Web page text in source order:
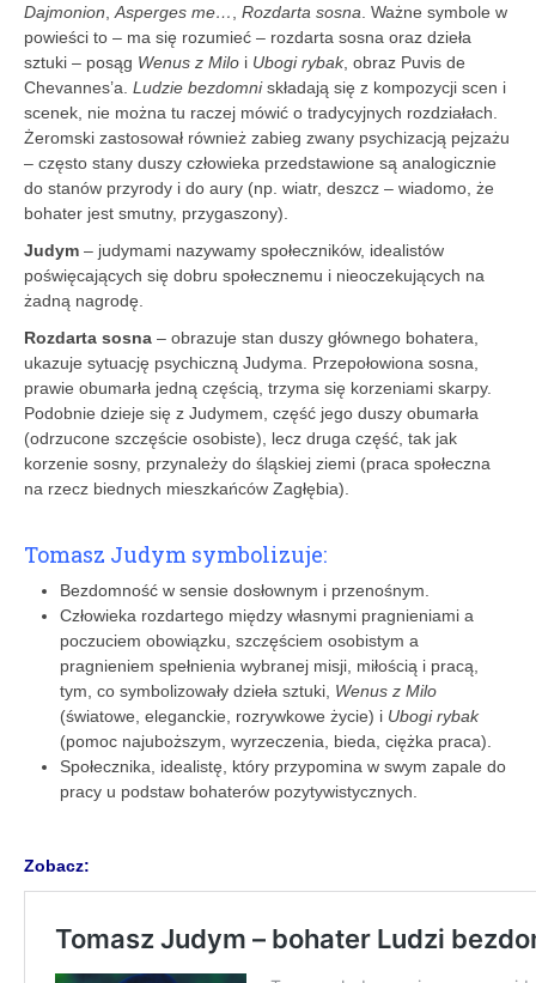
Dajmonion Asperges me… Rozdarta sosna . Ważne symbole w
powieści to – ma się rozumieć – rozdarta sosna oraz dzieła
sztuki – posąg Wenus z Milo i Ubogi rybak, obraz Puvis de
Chevannes’a. Ludzie bezdomniskładają się z kompozycji scen i
scenek, nie można tu raczej mówić o tradycyjnych rozdziałach.
Żeromski zastosował również zabieg zwany psychizacją pejzażu
– często stany duszy człowieka przedstawione są analogicznie
do stanów przyrody i do aury (np. wiatr, deszcz – wiadomo, że
bohater jest smutny, przygaszony).
Judym – judymami nazywamy społeczników, idealistów
poświęcających się dobru społecznemu i nieoczekujących na
żadną nagrodę.
Rozdarta sosna – obrazuje stan duszy głównego bohatera,
ukazuje sytuację psychiczną Judyma. Przepołowiona sosna,
prawie obumarła jedną częścią, trzyma się korzeniami skarpy.
Podobnie dzieje się z Judymem, część jego duszy obumarła
(odrzucone szczęście osobiste), lecz druga część, tak jak
korzenie sosny, przynależy do śląskiej ziemi (praca społeczna
na rzecz biednych mieszkańców Zagłębia).
Tomasz Judym symbolizuje:
Bezdomność w sensie dosłownym i przenośnym.
Człowieka rozdartego między własnymi pragnieniami a
poczuciem obowiązku, szczęściem osobistym a
pragnieniem spełnienia wybranej misji, miłoś­cią i pracą,
tym, co symbolizowały dzieła sztuki, Wenus z Milo
(światowe, eleganckie, rozrywkowe życie) i Ubogi rybak
(pomoc najuboższym, wyrzeczenia, bieda, ciężka praca).
Społecznika, idealistę, który przypomina w swym zapale do
pracy u podstaw bohaterów pozytywistycznych.
Zobacz: